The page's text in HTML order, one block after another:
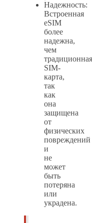
Надежность:
Встроенная
eSIM
более
надежна,
чем
традиционная
SIM-
карта,
так
как
она
защищена
от
физических
повреждений
и
не
может
быть
потеряна
или
украдена.